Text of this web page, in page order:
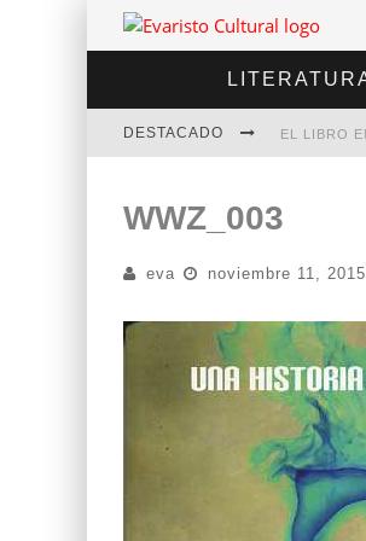
DESTACADO EL LIBRO
WWZ_003
eva noviembre 11, 2015